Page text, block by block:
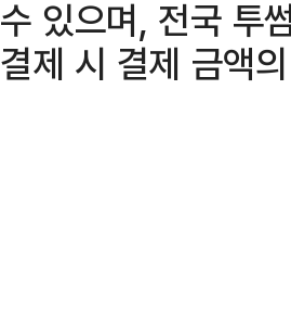
수 있으며, 전국 투
결제 시 결제 금액